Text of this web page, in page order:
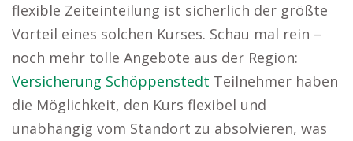
flexible Zeiteinteilung ist sicherlich der größte
Vorteil eines solchen Kurses. Schau mal rein –
noch mehr tolle Angebote aus der Region:
Versicherung Schöppenstedt Teilnehmer haben
die Möglichkeit, den Kurs flexibel und
unabhängig vom Standort zu absolvieren, was